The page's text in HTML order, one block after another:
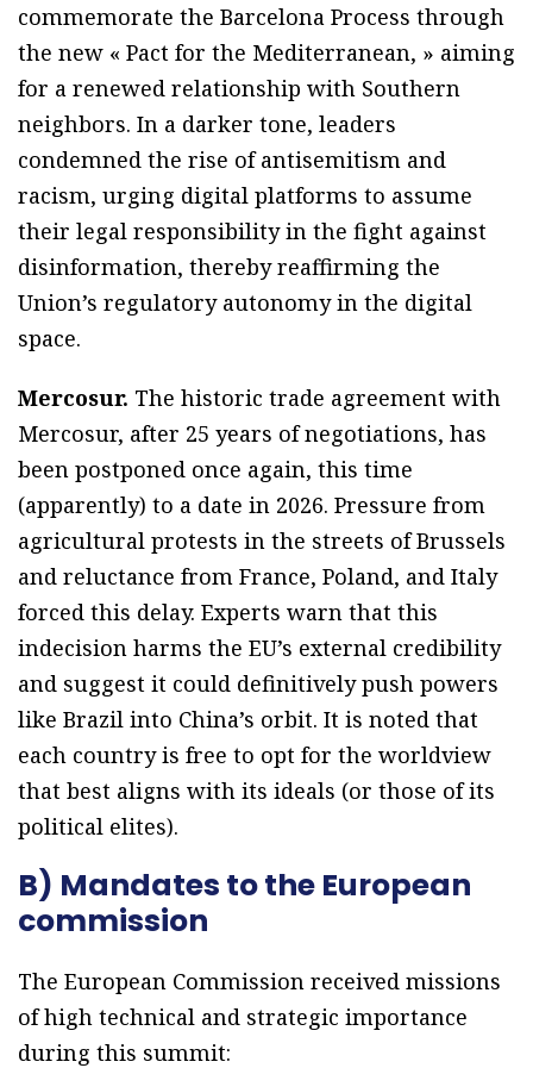
commemorate the Barcelona Process through
the new « Pact for the Mediterranean, » aiming
for a renewed relationship with Southern
neighbors. In a darker tone, leaders
condemned the rise of antisemitism and
racism, urging digital platforms to assume
their legal responsibility in the fight against
disinformation, thereby reaffirming the
Union’s regulatory autonomy in the digital
space.
Mercosur. The historic trade agreement with
Mercosur, after 25 years of negotiations, has
been postponed once again, this time
(apparently) to a date in 2026. Pressure from
agricultural protests in the streets of Brussels
and reluctance from France, Poland, and Italy
forced this delay. Experts warn that this
indecision harms the EU’s external credibility
and suggest it could definitively push powers
like Brazil into China’s orbit. It is noted that
each country is free to opt for the worldview
that best aligns with its ideals (or those of its
political elites).
B) Mandates to the European
commission
The European Commission received missions
of high technical and strategic importance
during this summit: